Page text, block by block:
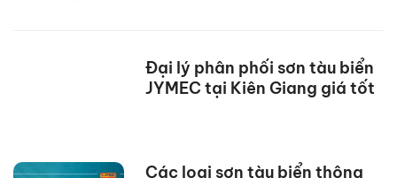
Đại lý phân phối sơn tàu biển
JYMEC tại Kiên Giang giá tốt
Các loại sơn tàu biển thông